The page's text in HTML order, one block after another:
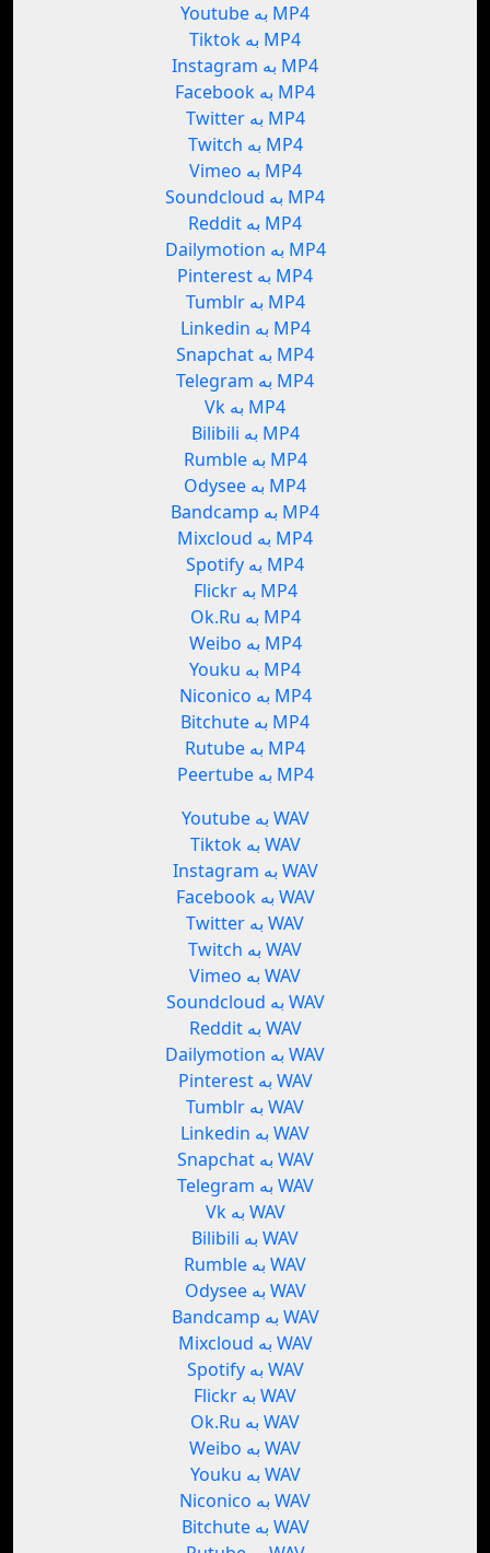
Youtube به MP4
Tiktok به MP4
Instagram به MP4
Facebook به MP4
Twitter به MP4
Twitch به MP4
Vimeo به MP4
Soundcloud به MP4
Reddit به MP4
Dailymotion به MP4
Pinterest به MP4
Tumblr به MP4
Linkedin به MP4
Snapchat به MP4
Telegram به MP4
Vk به MP4
Bilibili به MP4
Rumble به MP4
Odysee به MP4
Bandcamp به MP4
Mixcloud به MP4
Spotify به MP4
Flickr به MP4
Ok.Ru به MP4
Weibo به MP4
Youku به MP4
Niconico به MP4
Bitchute به MP4
Rutube به MP4
Peertube به MP4
Youtube به WAV
Tiktok به WAV
Instagram به WAV
Facebook به WAV
Twitter به WAV
Twitch به WAV
Vimeo به WAV
Soundcloud به WAV
Reddit به WAV
Dailymotion به WAV
Pinterest به WAV
Tumblr به WAV
Linkedin به WAV
Snapchat به WAV
Telegram به WAV
Vk به WAV
Bilibili به WAV
Rumble به WAV
Odysee به WAV
Bandcamp به WAV
Mixcloud به WAV
Spotify به WAV
Flickr به WAV
Ok.Ru به WAV
Weibo به WAV
Youku به WAV
Niconico به WAV
Bitchute به WAV